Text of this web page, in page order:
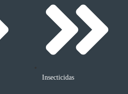
Insecticidas